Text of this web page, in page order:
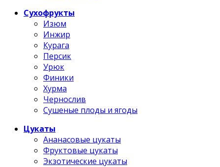
Сухофрукты
Изюм
Инжир
Курага
Персик
Урюк
Финики
Хурма
Чернослив
Сушеные плоды и ягоды
Цукаты
Ананасовые цукаты
Фруктовые цукаты
Экзотические цукаты